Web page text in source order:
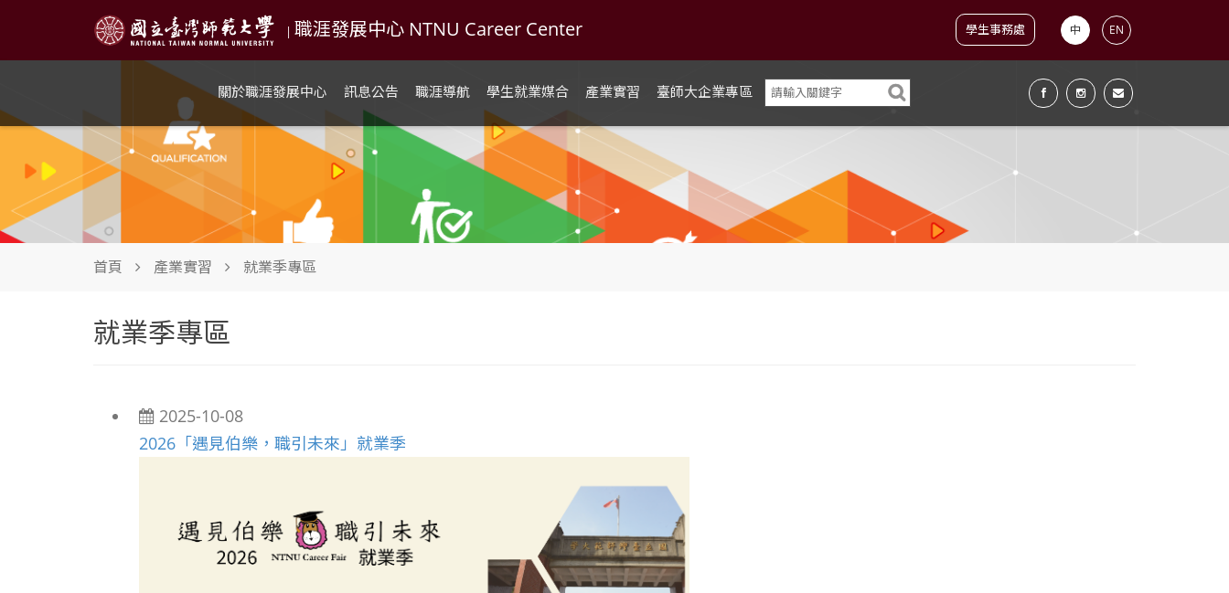
| 職涯發展中心 NTNU Career Center 學生事務處 中 EN
關於職涯發展中心 訊息公告 職涯導航 學生就業媒合 產業實習 臺師大企業專區
首頁 產業實習 就業季專區
就業季專區
2025-10-08
2026「遇見伯樂，職引未來」就業季